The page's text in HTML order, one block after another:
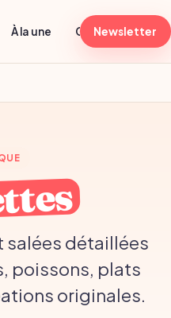
À la une Généraliste
Newsletter
salées détaillées
poissons, plats
originales.